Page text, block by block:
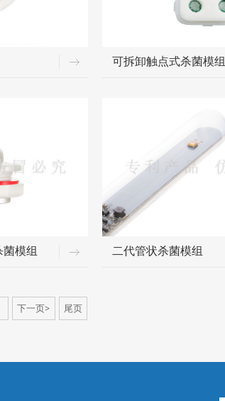
可拆卸触点式杀菌模组
模组 二代管状杀菌模组
下一页> 尾页